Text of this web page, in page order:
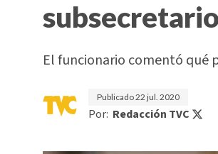
El funcionario comentó qué
Publicado22 jul. 2020
Por: Redacción TVC